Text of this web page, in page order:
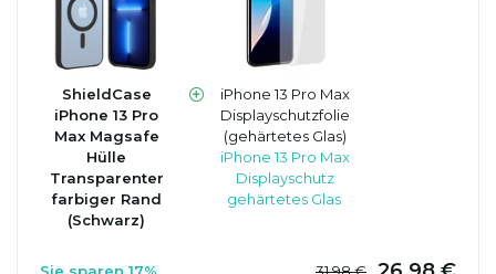
ShieldCase
iPhone 13 Pro
Max Magsafe
Hülle
Transparenter
farbiger Rand
(Schwarz)
iPhone 13 Pro Max
Displayschutzfolie
(gehärtetes Glas)
iPhone 13 Pro Max
Displayschutz
gehärtetes Glas